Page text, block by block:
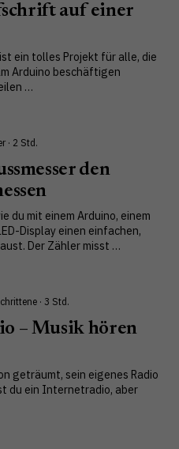
auf einer
ein tolles Projekt für alle, die
Arduino beschäftigen
…
· 2 Std.
den
du mit einem Arduino, einem
Display einen einfachen,
Der Zähler misst …
· 3 Std.
– Musik hören
geträumt, sein eigenes Radio
du ein Internetradio, aber